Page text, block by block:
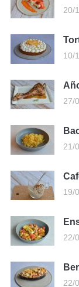
20/
10/
27/
21/
19/
22/
22/